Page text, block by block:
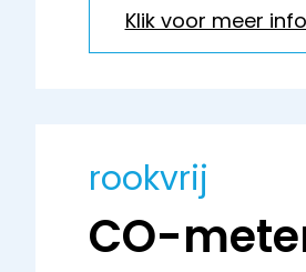
Klik voor meer
rookvrij
CO-